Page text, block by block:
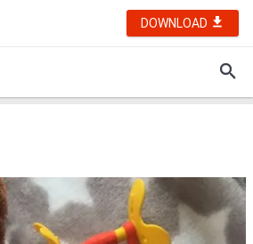
DOWNLOAD